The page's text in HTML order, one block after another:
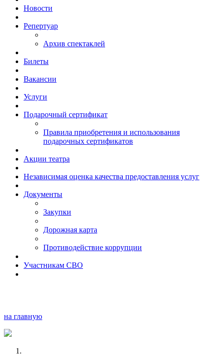
Новости
Репертуар
Архив спектаклей
Билеты
Вакансии
Услуги
Подарочный сертификат
Правила приобретения и использования
подарочных сертификатов
Акции театра
Независимая оценка качества предоставления услуг
Документы
Закупки
Дорожная карта
Противодействие коррупции
Участникам СВО
на главную